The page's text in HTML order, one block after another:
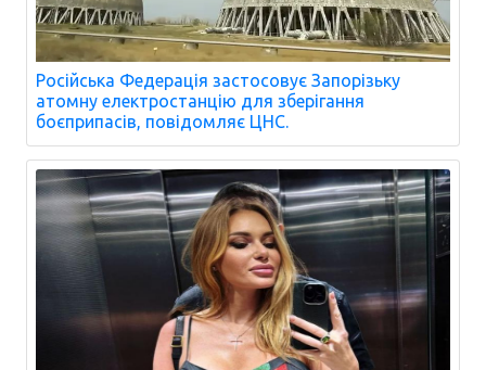
Російська Федерація застосовує Запорізьку
атомну електростанцію для зберігання
боєприпасів, повідомляє ЦНС.